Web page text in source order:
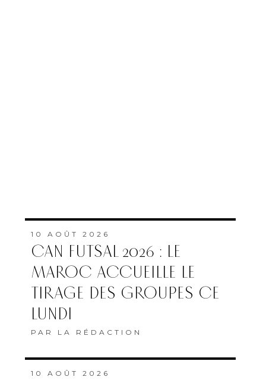
10 AOÛT 2026
CAN FUTSAL 2026 : LE
MAROC ACCUEILLE LE
TIRAGE DES GROUPES CE
LUNDI
PAR LA RÉDACTION
10 AOÛT 2026